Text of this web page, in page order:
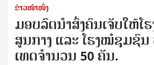
ຂ່າວໜ້າໜຶ່ງ
ມອບລົດນໍາສົ່ງຄົນເຈັບໃຫ້ໂ
ສູນກາງ ແລະ ໂຮງໝໍຊຸມຊົ
ເທດຈໍານວນ 50 ຄັນ.